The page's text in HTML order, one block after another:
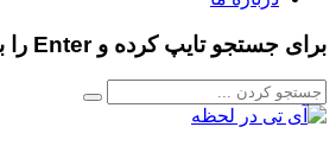
برای جستجو تایپ کرده و Enter را بزنید